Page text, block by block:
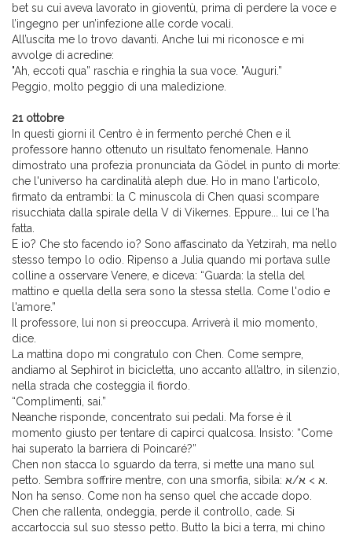
bet su cui aveva lavorato in gioventù, prima di perdere la voce e
l’ingegno per un’infezione alle corde vocali.
All’uscita me lo trovo davanti. Anche lui mi riconosce e mi
avvolge di acredine:
"Ah, eccoti qua” raschia e ringhia la sua voce. "Auguri.”
Peggio, molto peggio di una maledizione.
21 ottobre
In questi giorni il Centro è in fermento perché Chen e il
professore hanno ottenuto un risultato fenomenale. Hanno
dimostrato una profezia pronunciata da Gödel in punto di morte:
che l'universo ha cardinalità aleph due. Ho in mano l'articolo,
firmato da entrambi: la C minuscola di Chen quasi scompare
risucchiata dalla spirale della V di Vikernes. Eppure... lui ce l'ha
fatta.
E io? Che sto facendo io? Sono affascinato da Yetzirah, ma nello
stesso tempo lo odio. Ripenso a Julia quando mi portava sulle
colline a osservare Venere, e diceva: “Guarda: la stella del
mattino e quella della sera sono la stessa stella. Come l'odio e
l'amore.”
Il professore, lui non si preoccupa. Arriverà il mio momento,
dice.
La mattina dopo mi congratulo con Chen. Come sempre,
andiamo al Sephirot in bicicletta, uno accanto all’altro, in silenzio,
nella strada che costeggia il fiordo.
“Complimenti, sai.”
Neanche risponde, concentrato sui pedali. Ma forse è il
momento giusto per tentare di capirci qualcosa. Insisto: “Come
hai superato la barriera di Poincaré?”
Chen non stacca lo sguardo da terra, si mette una mano sul
petto. Sembra soffrire mentre, con una smorfia, sibila: א > א/א.
Non ha senso. Come non ha senso quel che accade dopo.
Chen che rallenta, ondeggia, perde il controllo, cade. Si
accartoccia sul suo stesso petto. Butto la bici a terra, mi chino